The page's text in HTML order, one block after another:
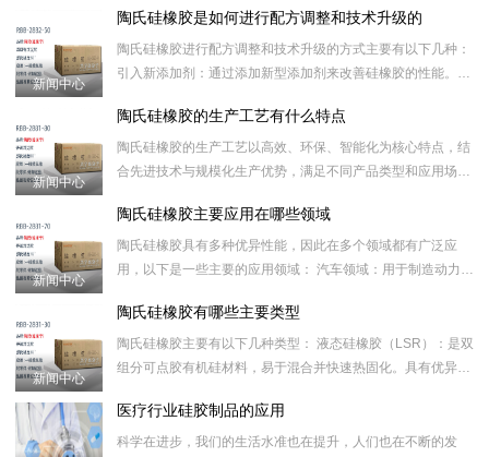
新闻中心
陶氏硅橡胶是如何进行配方调整和技术升级的
陶氏硅橡胶进行配方调整和技术升级的方式主要有以下几种：
引入新添加剂：通过添加新型添加剂来改善硅橡胶的性能。例
性、阻燃
新闻中心
陶氏硅橡胶的生产工艺有什么特点
陶氏硅橡胶的生产工艺以高效、环保、智能化为核心特点，结
合先进技术与规模化生产优势，满足不同产品类型和应用场景
新闻中心
陶氏硅橡胶主要应用在哪些领域
陶氏硅橡胶具有多种优异性能，因此在多个领域都有广泛应
用，以下是一些主要的应用领域： 汽车领域：用于制造动力总
质的侵蚀，
新闻中心
陶氏硅橡胶有哪些主要类型
陶氏硅橡胶主要有以下几种类型： 液态硅橡胶（LSR）：是双
组分可点胶有机硅材料，易于混合并快速热固化。具有优异的
等特点
医疗行业硅胶制品的应用
​科学在进步，我们的生活水准也在提升，人们也在不断的发